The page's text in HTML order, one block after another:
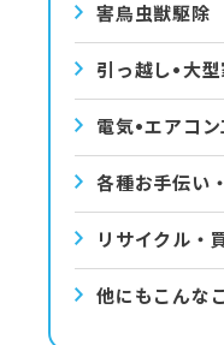
害⿃⾍獣駆除
引っ越し•⼤
電気•エアコ
各種お手伝い
リサイクル・
他にもこんな